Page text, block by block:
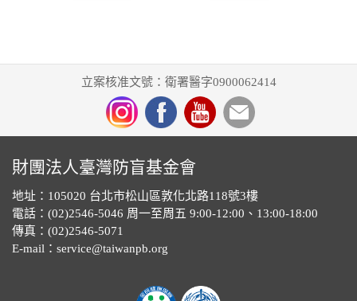
立案核准文號：衛署醫字0900062414
財團法人臺灣防盲基金會
地址：105020 台北市松山區敦化北路118號3樓
電話：(02)2546-5046 周一至周五 9:00-12:00、13:00-18:00
傳真：(02)2546-5071
E-mail：service@taiwanpb.org